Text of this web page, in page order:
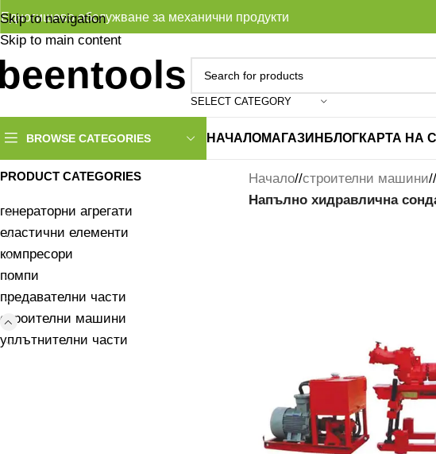
Skip to navigation
Skip to main content
Едногишево обслужване за механични продукти
SELECT CATEGORY
BROWSE CATEGORIES НАЧАЛОМАГАЗИН БЛОГКАРТА НА
PRODUCT CATEGORIES
генераторни агрегати
еластични елементи
компресори
помпи
предавателни части
строителни машини
уплътнителни части
Начало/ строителни машини/
Напълно хидравлична